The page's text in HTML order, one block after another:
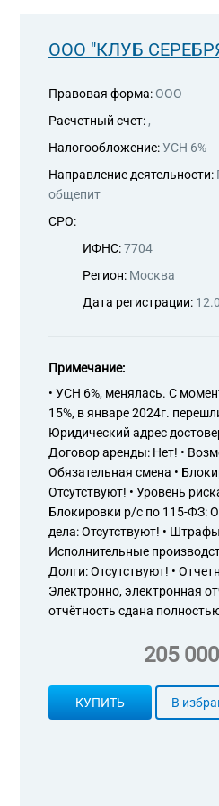
ООО "КЛУБ
Правовая форма: ООО
Расчетный счет: ,
Налогообложение:УСН 6%
Направление деятельности:
общепит
СРО:
ИФНС:7704
Регион: Москва
Дата регистрации:
Примечание:
• УСН 6%, менялась. С
15%, в январе 2024г.
Юридический адрес
Договор аренды: Нет! •
Обязательная смена •
Отсутствуют! • Уровень
Блокировки р/с по 115-ФЗ:
дела: Отсутствуют! •
Исполнительные
Долги: Отсутствуют! •
Электронно, электронная
отчётность сдана
205
КУПИТЬ В